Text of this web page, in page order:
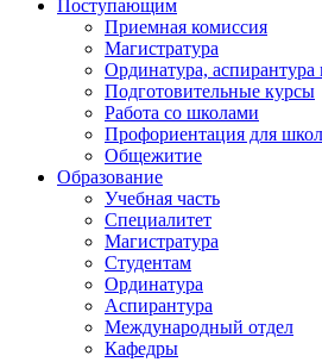
Поступающим
Приемная комиссия
Магистратура
Ординатура, аспирантура
Подготовительные курсы
Работа со школами
Профориентация для
Общежитие
Образование
Учебная часть
Специалитет
Магистратура
Студентам
Ординатура
Аспирантура
Международный отдел
Кафедры